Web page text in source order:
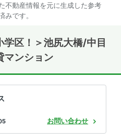
不動産情報を元に生成した参考
みです。
学区！＞池尻大橋/中目
マンション
お問い合わせ